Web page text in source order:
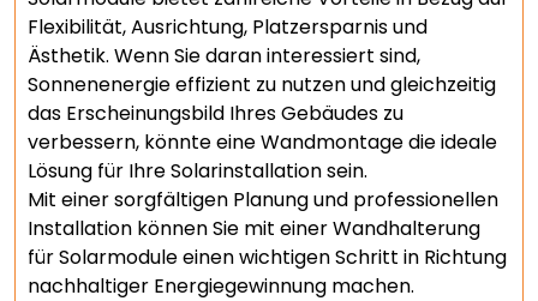
Flexibilität, Ausrichtung, Platzersparnis und
Ästhetik. Wenn Sie daran interessiert sind,
Sonnenenergie effizient zu nutzen und gleichzeitig
das Erscheinungsbild Ihres Gebäudes zu
verbessern, könnte eine Wandmontage die ideale
Lösung für Ihre Solarinstallation sein.
Mit einer sorgfältigen Planung und professionellen
Installation können Sie mit einer Wandhalterung
für Solarmodule einen wichtigen Schritt in Richtung
nachhaltiger Energiegewinnung machen.